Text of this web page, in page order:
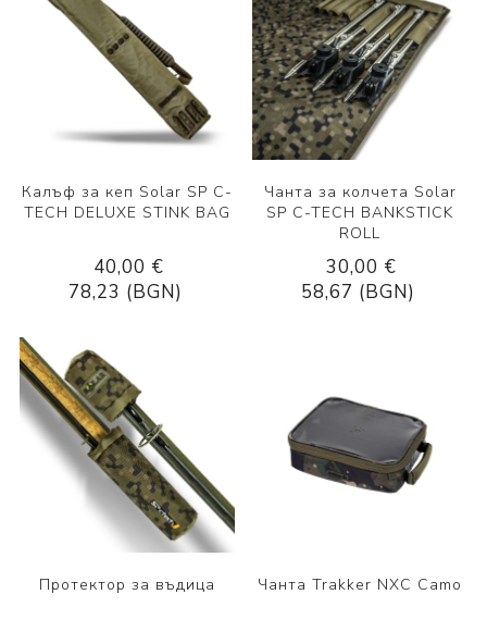
Калъф за кеп Solar SP C-
TECH DELUXE STINK BAG
40,00 €
78,23 (BGN)
Чанта за колчета Solar
SP C-TECH BANKSTICK
ROLL
30,00 €
58,67 (BGN)
Протектор за въдица
Чанта Trakker NXC Camo